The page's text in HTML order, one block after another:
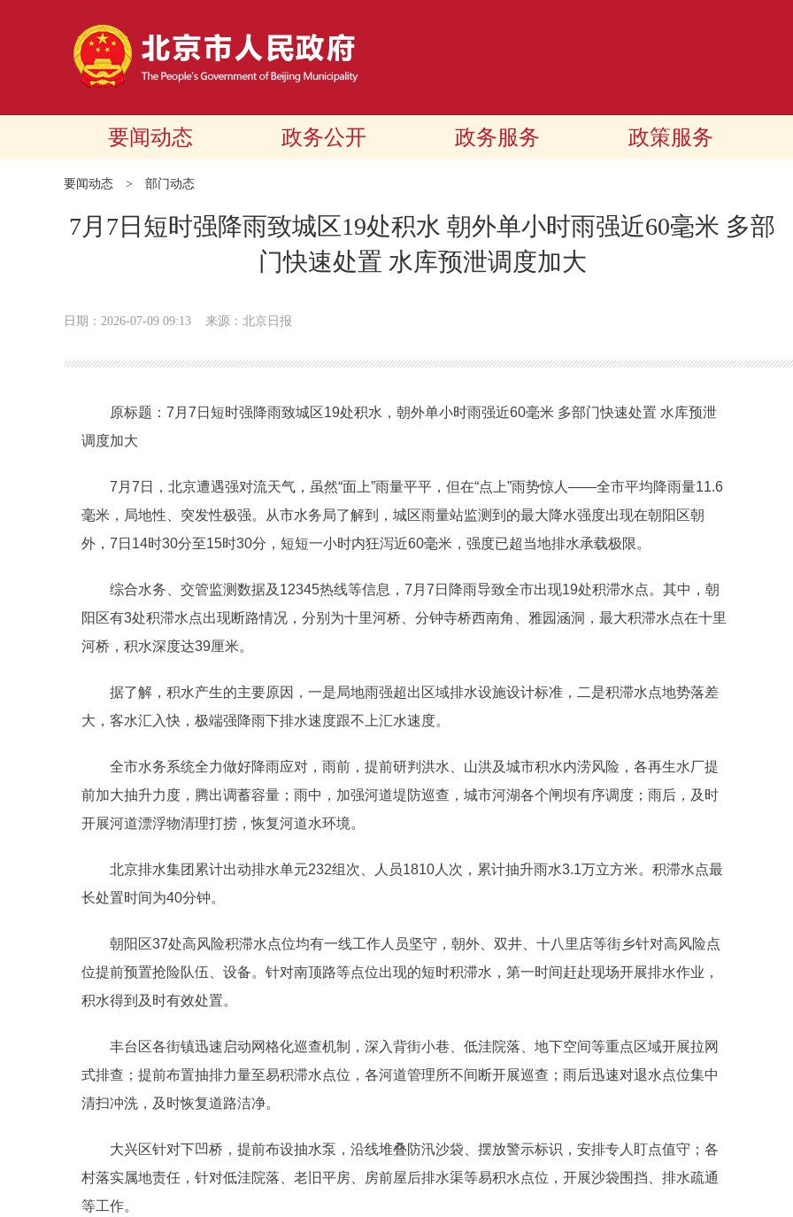
要闻动态 政务公开 政务服务 政策服务
要闻动态 > 部门动态
7月7日短时强降雨致城区19处积水 朝外单小时雨强近60毫米 多部
门快速处置 水库预泄调度加大
日期：2026-07-09 09:13 来源：北京日报
原标题：7月7日短时强降雨致城区19处积水，朝外单小时雨强近60毫米 多部门快速处置 水库预泄
调度加大
7月7日，北京遭遇强对流天气，虽然“面上”雨量平平，但在“点上”雨势惊人——全市平均降雨量11.6
毫米，局地性、突发性极强。从市水务局了解到，城区雨量站监测到的最大降水强度出现在朝阳区朝
外，7日14时30分至15时30分，短短一小时内狂泻近60毫米，强度已超当地排水承载极限。
综合水务、交管监测数据及12345热线等信息，7月7日降雨导致全市出现19处积滞水点。其中，朝
阳区有3处积滞水点出现断路情况，分别为十里河桥、分钟寺桥西南角、雅园涵洞，最大积滞水点在十里
河桥，积水深度达39厘米。
据了解，积水产生的主要原因，一是局地雨强超出区域排水设施设计标准，二是积滞水点地势落差
大，客水汇入快，极端强降雨下排水速度跟不上汇水速度。
全市水务系统全力做好降雨应对，雨前，提前研判洪水、山洪及城市积水内涝风险，各再生水厂提
前加大抽升力度，腾出调蓄容量；雨中，加强河道堤防巡查，城市河湖各个闸坝有序调度；雨后，及时
开展河道漂浮物清理打捞，恢复河道水环境。
北京排水集团累计出动排水单元232组次、人员1810人次，累计抽升雨水3.1万立方米。积滞水点最
长处置时间为40分钟。
朝阳区37处高风险积滞水点位均有一线工作人员坚守，朝外、双井、十八里店等街乡针对高风险点
位提前预置抢险队伍、设备。针对南顶路等点位出现的短时积滞水，第一时间赶赴现场开展排水作业，
积水得到及时有效处置。
丰台区各街镇迅速启动网格化巡查机制，深入背街小巷、低洼院落、地下空间等重点区域开展拉网
式排查；提前布置抽排力量至易积滞水点位，各河道管理所不间断开展巡查；雨后迅速对退水点位集中
清扫冲洗，及时恢复道路洁净。
大兴区针对下凹桥，提前布设抽水泵，沿线堆叠防汛沙袋、摆放警示标识，安排专人盯点值守；各
村落实属地责任，针对低洼院落、老旧平房、房前屋后排水渠等易积水点位，开展沙袋围挡、排水疏通
等工作。